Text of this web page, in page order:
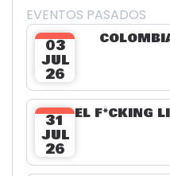
EVENTOS PASADOS
03
JUL
26
31
JUL
26